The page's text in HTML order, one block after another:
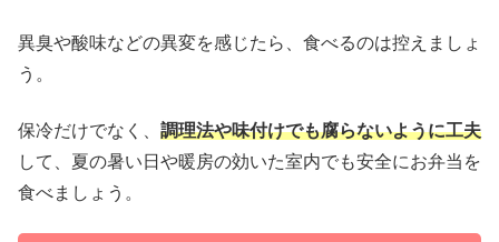
異臭や酸味などの異変を感じたら、食べるのは控えましょ
う。
保冷だけでなく、 調理法や味付けでも腐らないように工夫
して、夏の暑い日や暖房の効いた室内でも安全にお弁当を
食べましょう。